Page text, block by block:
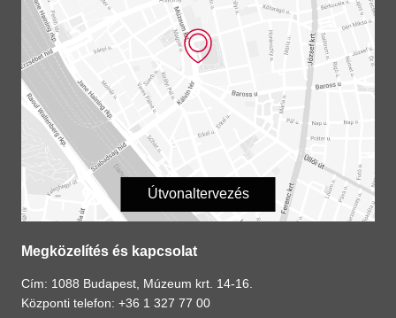
Útvonaltervezés
Megközelítés és kapcsolat
Cím: 1088 Budapest, Múzeum krt. 14-16.
Központi telefon: +36 1 327 77 00